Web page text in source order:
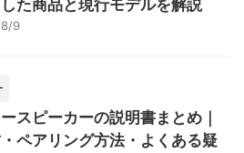
た商品と現行モデルを解説
9
スピーカーの説明書まとめ｜
ペアリング方法・よくある疑